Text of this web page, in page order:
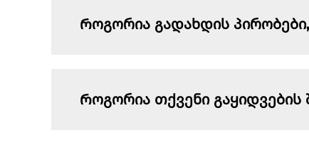
Როგორია გადახდის
Როგორია თქვენი გაყიდვების